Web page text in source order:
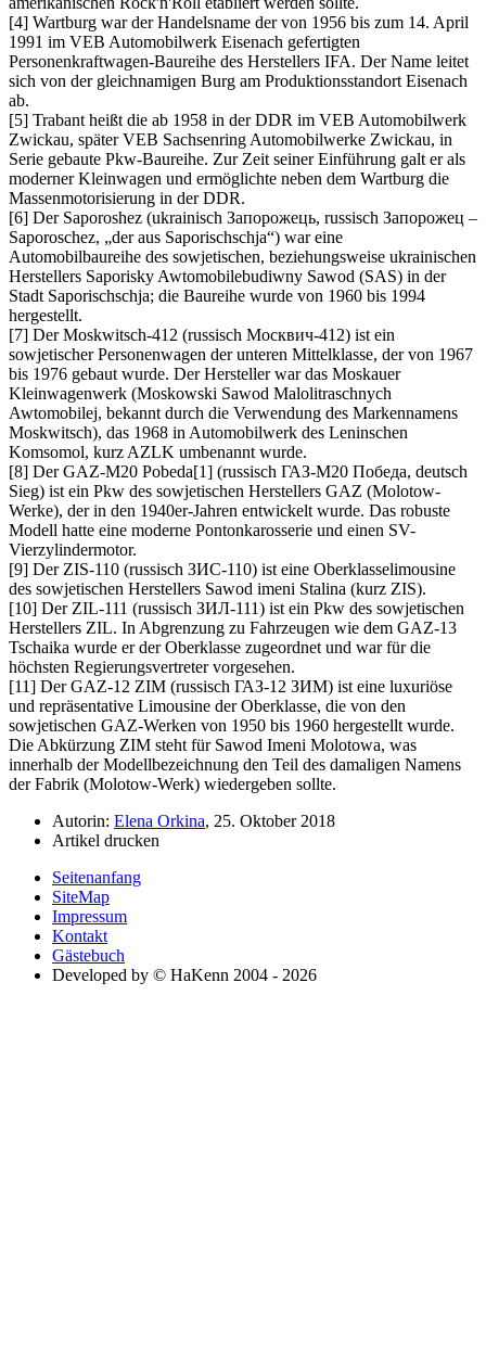
[4] Wartburg war der Handelsname der von 1956 bis zum 14. April
1991 im VEB Automobilwerk Eisenach gefertigten
Personenkraftwagen-Baureihe des Herstellers IFA. Der Name leitet
sich von der gleichnamigen Burg am Produktionsstandort Eisenach
ab.
[5] Trabant heißt die ab 1958 in der DDR im VEB Automobilwerk
Zwickau, später VEB Sachsenring Automobilwerke Zwickau, in
Serie gebaute Pkw-Baureihe. Zur Zeit seiner Einführung galt er als
moderner Kleinwagen und ermöglichte neben dem Wartburg die
Massenmotorisierung in der DDR.
[6] Der Saporoshez (ukrainisch Запорожець, russisch Запорожец –
Saporoschez,
der aus Saporischschja ) war eine
Automobilbaureihe des sowjetischen, beziehungsweise ukrainischen
Herstellers Saporisky Awtomobilebudiwny Sawod (SAS) in der
Stadt Saporischschja; die Baureihe wurde von 1960 bis 1994
hergestellt.
[7] Der Moskwitsch-412 (russisch Москвич-412) ist ein
sowjetischer Personenwagen der unteren Mittelklasse, der von 1967
bis 1976 gebaut wurde. Der Hersteller war das Moskauer
Kleinwagenwerk (Moskowski Sawod Malolitraschnych
Awtomobilej, bekannt durch die Verwendung des Markennamens
Moskwitsch), das 1968 in Automobilwerk des Leninschen
Komsomol, kurz AZLK umbenannt wurde.
[8] Der GAZ-M20 Pobeda[1] (russisch ГАЗ-М20 Победа, deutsch
Sieg) ist ein Pkw des sowjetischen Herstellers GAZ (Molotow-
Werke), der in den 1940er-Jahren entwickelt wurde. Das robuste
Modell hatte eine moderne Pontonkarosserie und einen SV-
Vierzylindermotor.
[9] Der ZIS-110 (russisch ЗИС-110) ist eine Oberklasselimousine
des sowjetischen Herstellers Sawod imeni Stalina (kurz ZIS).
[10] Der ZIL-111 (russisch ЗИЛ-111) ist ein Pkw des sowjetischen
Herstellers ZIL. In Abgrenzung zu Fahrzeugen wie dem GAZ-13
Tschaika wurde er der Oberklasse zugeordnet und war für die
höchsten Regierungsvertreter vorgesehen.
[11] Der GAZ-12 ZIM (russisch ГАЗ-12 ЗИМ) ist eine luxuriöse
und repräsentative Limousine der Oberklasse, die von den
sowjetischen GAZ-Werken von 1950 bis 1960 hergestellt wurde.
Die Abkürzung ZIM steht für Sawod Imeni Molotowa, was
innerhalb der Modellbezeichnung den Teil des damaligen Namens
der Fabrik (Molotow-Werk) wiedergeben sollte.
Autorin: Elena Orkina, 25. Oktober 2018
Artikel drucken
Seitenanfang
SiteMap
Impressum
Kontakt
Gästebuch
Developed by © HaKenn 2004 - 2026